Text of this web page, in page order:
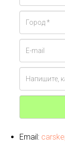
Email: